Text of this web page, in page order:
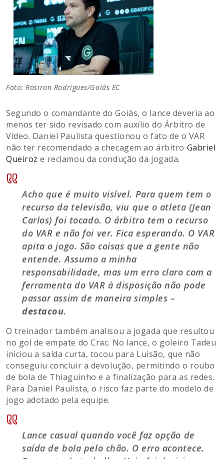
Foto: Rosiron Rodrigues/Goiás EC
Segundo o comandante do Goiás, o lance deveria ao
menos ter sido revisado com auxílio do Árbitro de
Vídeo. Daniel Paulista questionou o fato de o VAR
não ter recomendado a checagem ao árbitro Gabriel
Queiroz e reclamou da condução da jogada.
Acho que é muito visível. Para quem tem o
recurso da televisão, viu que o atleta (Jean
Carlos) foi tocado. O árbitro tem o recurso
do VAR e não foi ver. Fica esperando. O VAR
apita o jogo. São coisas que a gente não
entende. Assumo a minha
responsabilidade, mas um erro claro com a
ferramenta do VAR à disposição não pode
passar assim de maneira simples –
destacou.
O treinador também analisou a jogada que resultou
no gol de empate do Crac. No lance, o goleiro Tadeu
iniciou a saída curta, tocou para Luisão, que não
conseguiu concluir a devolução, permitindo o roubo
de bola de Thiaguinho e a finalização para as redes.
Para Daniel Paulista, o risco faz parte do modelo de
jogo adotado pela equipe.
Lance casual quando você faz opção de
saída de bola pelo chão. O erro acontece.